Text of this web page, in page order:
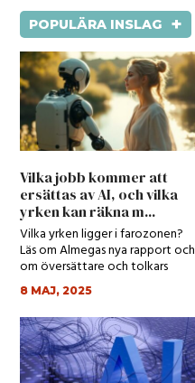
POPULÄRA INSLAG +
Vilka jobb kommer att
ersättas av AI, och vilka
yrken kan räkna m...
Vilka yrken ligger i farozonen?
Läs om Almegas nya rapport och
om översättare och tolkars
spådda yrk...
8 MAJ, 2025